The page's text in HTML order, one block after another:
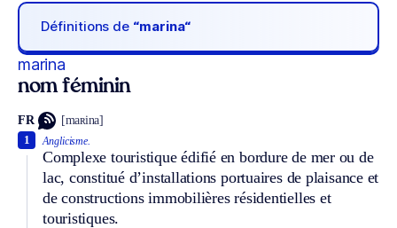
Définitions de “marina“
marina
nom féminin
FR [maʀina]
Anglicisme.
Complexe touristique édifié en bordure de mer ou de
lac, constitué d’installations portuaires de plaisance et
de constructions immobilières résidentielles et
touristiques.
1